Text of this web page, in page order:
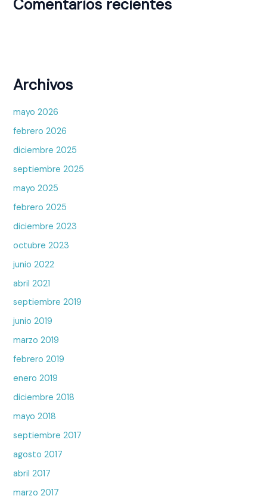
Comentarios recientes
Archivos
mayo 2026
febrero 2026
diciembre 2025
septiembre 2025
mayo 2025
febrero 2025
diciembre 2023
octubre 2023
junio 2022
abril 2021
septiembre 2019
junio 2019
marzo 2019
febrero 2019
enero 2019
diciembre 2018
mayo 2018
septiembre 2017
agosto 2017
abril 2017
marzo 2017